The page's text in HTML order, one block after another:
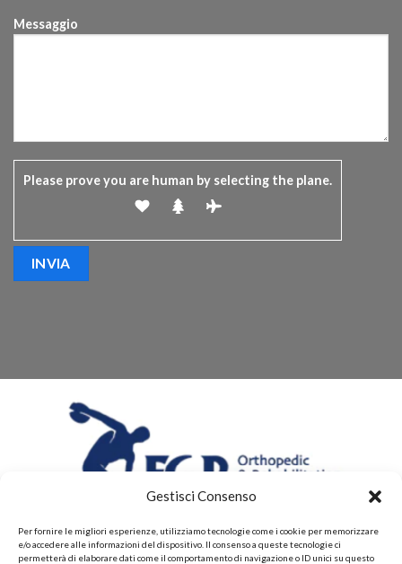
Gestisci Consenso
Per fornire le migliori esperienze, utilizziamo tecnologie come i cookie per memorizzare
e/o accedere alle informazioni del dispositivo. Il consenso a queste tecnologie ci
permetterà di elaborare dati come il comportamento di navigazione o ID unici su questo
Messaggio
Please prove you are human by selecting the plane.